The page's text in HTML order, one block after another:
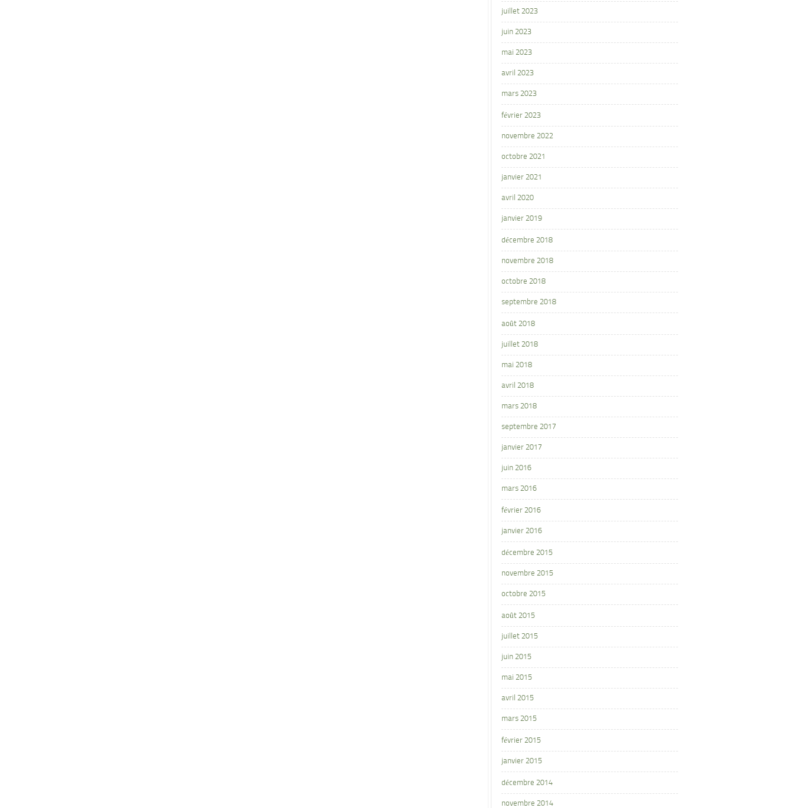
juillet 2023
juin 2023
mai 2023
avril 2023
mars 2023
février 2023
novembre 2022
octobre 2021
janvier 2021
avril 2020
janvier 2019
décembre 2018
novembre 2018
octobre 2018
septembre 2018
août 2018
juillet 2018
mai 2018
avril 2018
mars 2018
septembre 2017
janvier 2017
juin 2016
mars 2016
février 2016
janvier 2016
décembre 2015
novembre 2015
octobre 2015
août 2015
juillet 2015
juin 2015
mai 2015
avril 2015
mars 2015
février 2015
janvier 2015
décembre 2014
novembre 2014